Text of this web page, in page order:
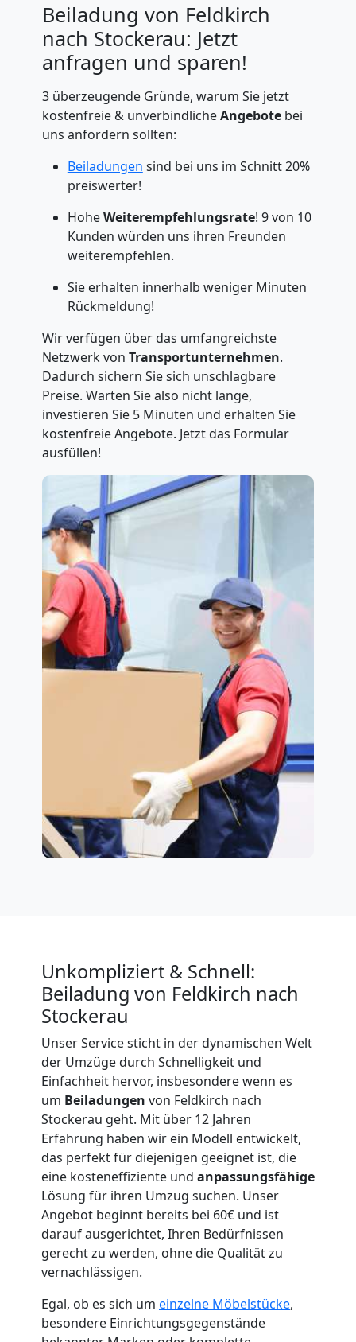
Beiladung von Feldkirch
nach Stockerau: Jetzt
anfragen und sparen!
3 überzeugende Gründe, warum Sie jetzt
kostenfreie & unverbindlicheAngebotebei
uns anfordern sollten:
Beiladungen sind bei uns im Schnitt 20%
preiswerter!
HoheWeiterempfehlungsrate! 9 von 10
Kunden würden uns ihren Freunden
weiterempfehlen.
Sie erhalten innerhalb weniger Minuten
Rückmeldung!
Wir verfügen über das umfangreichste
Netzwerk von Transportunternehmen.
Dadurch sichern Sie sich unschlagbare
Preise. Warten Sie also nicht lange,
investieren Sie 5 Minuten und erhalten Sie
kostenfreie Angebote. Jetzt das Formular
ausfüllen!
Unkompliziert & Schnell:
Beiladung von Feldkirch nach
Stockerau
Unser Service sticht in der dynamischen Welt
der Umzüge durch Schnelligkeit und
Einfachheit hervor, insbesondere wenn es
um Beiladungen von Feldkirch nach
Stockerau geht. Mit über 12 Jahren
Erfahrung haben wir ein Modell entwickelt,
das perfekt für diejenigen geeignet ist, die
eine kosteneffiziente und anpassungsfähige
Lösung für ihren Umzug suchen. Unser
Angebot beginnt bereits bei 60€ und ist
darauf ausgerichtet, Ihren Bedürfnissen
gerecht zu werden, ohne die Qualität zu
vernachlässigen.
Egal, ob es sich um einzelne Möbelstücke,
besondere Einrichtungsgegenstände
Umzugshelfer
Feldkirch
Möbeltaxi
Feldkirch
Kleintransport
Feldkirch